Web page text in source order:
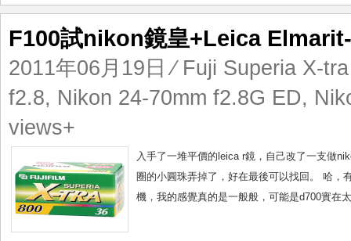
F100試nikon鏡皇+Leica
2011年06月19日 ⁄ Fuji Superia X-
f2.8, Nikon 24-70mm f2.8G ED,
views+
入手了一堆平價的leica r鏡，自己改了一支做
圈的小圓珠弄掉了，好在最後可以找回。 哈，
機，我的感覺真的是一般般，可能是d700實在